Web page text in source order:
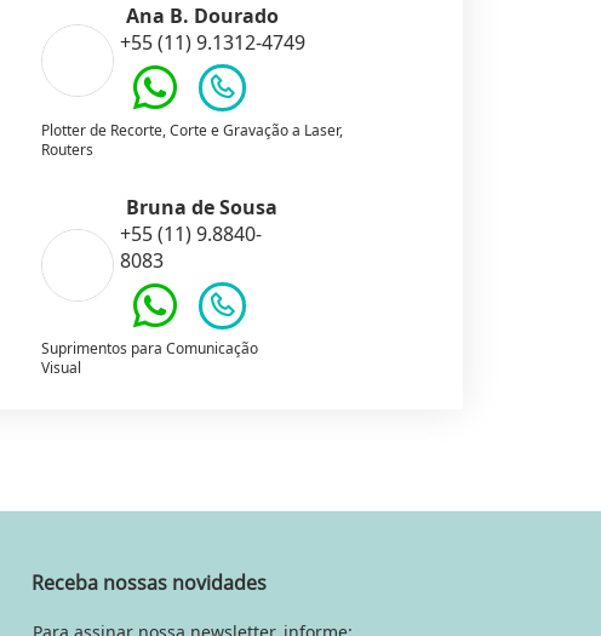
Ana B. Dourado
+55 (11) 9.1312-4749
Plotter de Recorte, Corte e Gravação a Laser,
Routers
Bruna de Sousa
+55 (11) 9.8840-
8083
Suprimentos para Comunicação
Visual
Receba nossas novidades